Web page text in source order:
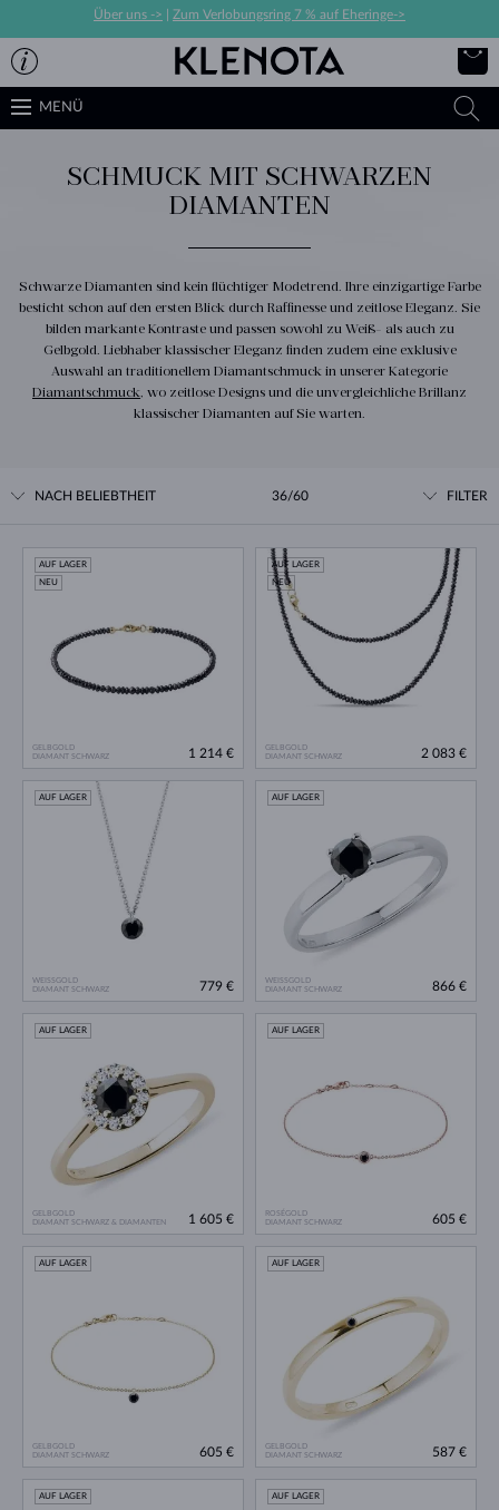
Über uns -> Zum Verlobungsring 7 % auf Eheringe->
MENÜ
SCHMUCK MIT SCHWARZEN
DIAMANTEN
Schwarze Diamanten sind kein flüchtiger Modetrend. Ihre einzigartige Farbe
besticht schon auf den ersten Blick durch Raffinesse und zeitlose Eleganz. Sie
bilden markante Kontraste und passen sowohl zu Weiß- als auch zu
Gelbgold. Liebhaber klassischer Eleganz finden zudem eine exklusive
Auswahl an traditionellem Diamantschmuck in unserer Kategorie
Diamantschmuck, wo zeitlose Designs und die unvergleichliche Brillanz
klassischer Diamanten auf Sie warten.
NACH BELIEBTHEIT 36/60 FILTER
GELBGOLD
DIAMANT SCHWARZ
AUF LAGER
NEU
1 214 €
GELBGOLD
DIAMANT SCHWARZ
AUF LAGER
NEU
2 083 €
WEISSGOLD
DIAMANT SCHWARZ
AUF LAGER
779 €
WEISSGOLD
DIAMANT SCHWARZ
AUF LAGER
866 €
GELBGOLD
DIAMANT SCHWARZ & DIAMANTEN
AUF LAGER
1 605 €
ROSÉGOLD
DIAMANT SCHWARZ
AUF LAGER
605 €
GELBGOLD
DIAMANT SCHWARZ
AUF LAGER
605 €
GELBGOLD
DIAMANT SCHWARZ
AUF LAGER
587 €
AUF LAGER AUF LAGER